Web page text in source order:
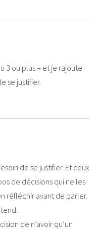
3 ou plus – et je rajoute
se justifier.
de se justifier. Et ceux
de décisions qui ne les
réfléchir avant de parler.
de n’avoir qu’un